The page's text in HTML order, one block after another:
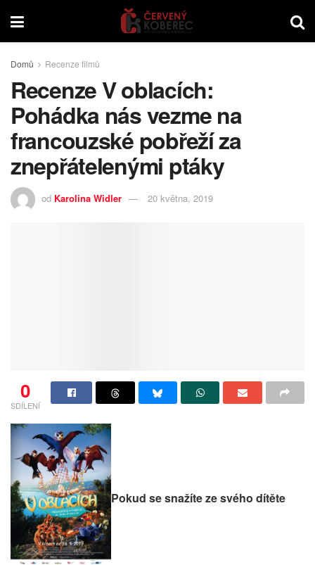
Domů Recenze filmů
Recenze V oblacích:
Pohádka nás vezme na
francouzské pobřeží za
znepřátelenými ptáky
od Karolina Widler 20 května, 2019
0
SDÍLENÍ
Pokud se snažíte ze svého dítěte